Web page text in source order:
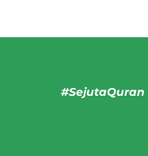
#SejutaQuran